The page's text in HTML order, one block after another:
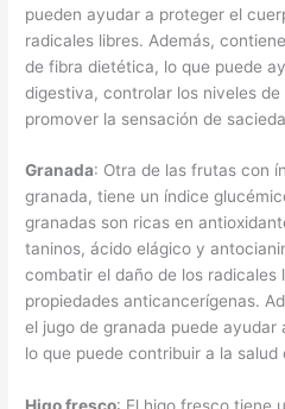
pueden ayudar a proteger el
radicales libres. Además,
de fibra dietética, lo que puede
digestiva, controlar los niveles
promover la sensación de
Granada: Otra de las frutas con
granada, tiene un índice
granadas son ricas en
taninos, ácido elágico y
combatir el daño de los radicales
propiedades anticancerígenas.
el jugo de granada puede ayudar
lo que puede contribuir a la salud